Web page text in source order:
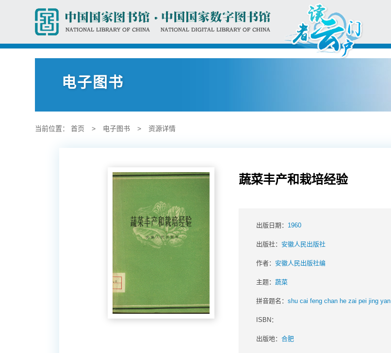
电子图书
当前位置： 首页 > 电子图书 > 资源详情
蔬菜丰产和栽培经验
出版日期： 1960
出版社： 安徽人民出版社
作者： 安徽人民出版社编
主题： 蔬菜
拼音题名： shu cai feng chan he zai pei jing yan
ISBN：
出版地： 合肥